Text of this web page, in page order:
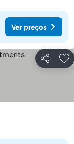
Ver preços
Partilhar